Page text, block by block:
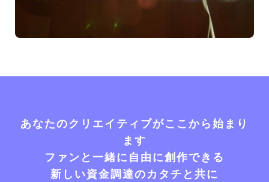
あなたのクリエイティブがここから始まり
ます
ファンと一緒に自由に創作できる
新しい資金調達のカタチと共に